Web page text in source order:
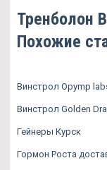
Тренболон
Похожие
Винстрол Opymp
Винстрол Golden
Гейнеры Курск
Гормон Роста